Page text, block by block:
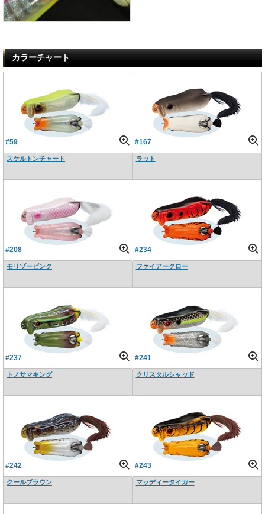
カラーチャート
#59
スケルトンチャート
#167
ラット
#208
モリゾーピンク
#234
ファイアークロー
#237
トノサマキング
#241
クリスタルシャッド
#242
クールブラウン
#243
マッディータイガー